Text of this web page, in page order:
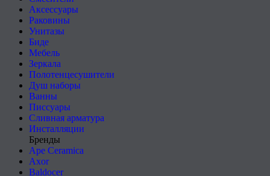
Аксессуары
Раковины
Унитазы
Биде
Мебель
Зеркала
Полотенцесушители
Душ наборы
Ванны
Писсуары
Сливная арматура
Инсталляции
Бренды
Ape Ceramica
Axor
Baldocer